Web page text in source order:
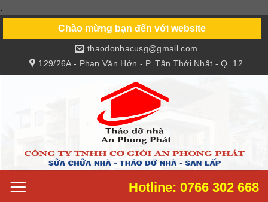
.
content
Chào mừng bạn đến với website
129/26A - Phan Văn Hớn - P. Tân Thới Nhất - Q. 12
thaodonhacusg@gmail.com
Hotline: 0766 302 668